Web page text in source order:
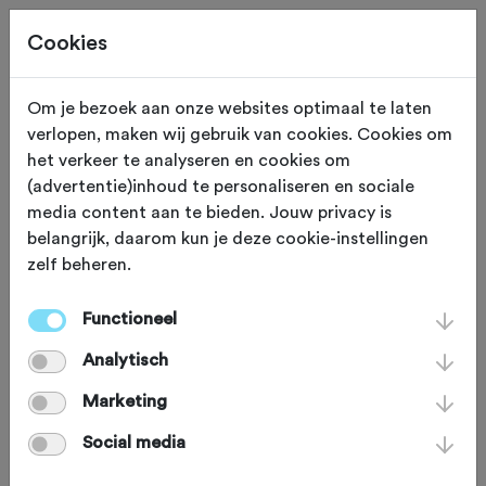
ETEN EN DRINKEN
Café Zomerlust
Café Zomerlust ligt aan het begin van
natuurgebied Moerenburg, nét buiten
de bebouwde kom. Het is daarmee als
het ware de poort naar het Groene
Woud, een aaneengesloten
Cookies
Om je bezoek aan onze websites optimaal te laten
verlopen, maken wij gebruik van cookies. Cookies om
het verkeer te analyseren en cookies om
(advertentie)inhoud te personaliseren en sociale
media content aan te bieden. Jouw privacy is
belangrijk, daarom kun je deze cookie-instellingen
zelf beheren.
Functioneel
Analytisch
Marketing
Social media